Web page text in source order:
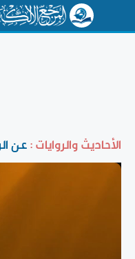
الأحاديث والروايات :عن